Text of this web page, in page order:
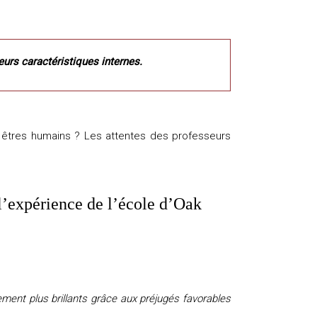
caractéristiques internes.
humains ? Les attentes des professeurs
de l’école d’Oak
plus brillants grâce aux préjugés favorables